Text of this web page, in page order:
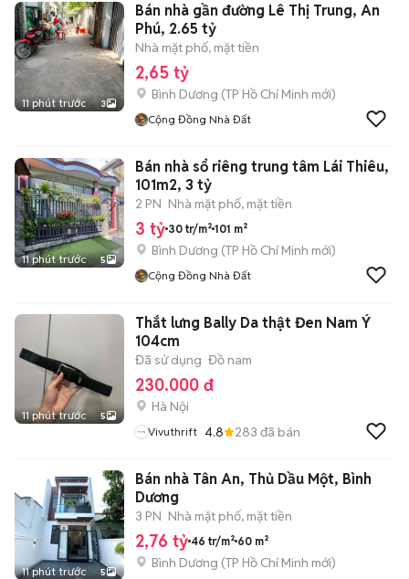
11 phút trước 3
Bán nhà gần đường Lê Thị Trung, An
Phú, 2.65 tỷ
Nhà mặt phố, mặt tiền
2,65 tỷ
Bình Dương (TP Hồ Chí Minh mới)
Cộng Đồng Nhà Đất
11 phút trước 5
Bán nhà sổ riêng trung tâm Lái Thiêu,
101m2, 3 tỷ
2 PN Nhà mặt phố, mặt tiền
3 tỷ 30 tr/m² 101 m²
Bình Dương (TP Hồ Chí Minh mới)
Cộng Đồng Nhà Đất
11 phút trước 5
Thắt lưng Bally Da thật Đen Nam Ý
104cm
Đã sử dụng Đồ nam
230.000 đ
Hà Nội
Vivuthrift 4.8 283 đã bán
11 phút trước 5
Bán nhà Tân An, Thủ Dầu Một, Bình
Dương
3 PN Nhà mặt phố, mặt tiền
2,76 tỷ 46 tr/m² 60 m²
Bình Dương (TP Hồ Chí Minh mới)